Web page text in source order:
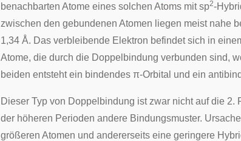
benachbarten Atome eines solchen Atoms mit sp2-
zwischen den gebundenen Atomen liegen meist nahe
1,34 Å. Das verbleibende Elektron befindet sich in
Atome, die durch die Doppelbindung verbunden sind,
beiden entsteht ein bindendes π-Orbital und ein
Dieser Typ von Doppelbindung ist zwar nicht auf die
der höheren Perioden andere Bindungsmuster.
größeren Atomen und andererseits eine geringere